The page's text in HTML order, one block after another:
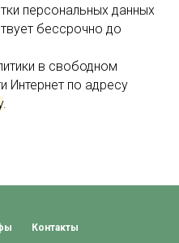
персональных данных
бессрочно до
в свободном
Интернет по адресу
.
Контакты